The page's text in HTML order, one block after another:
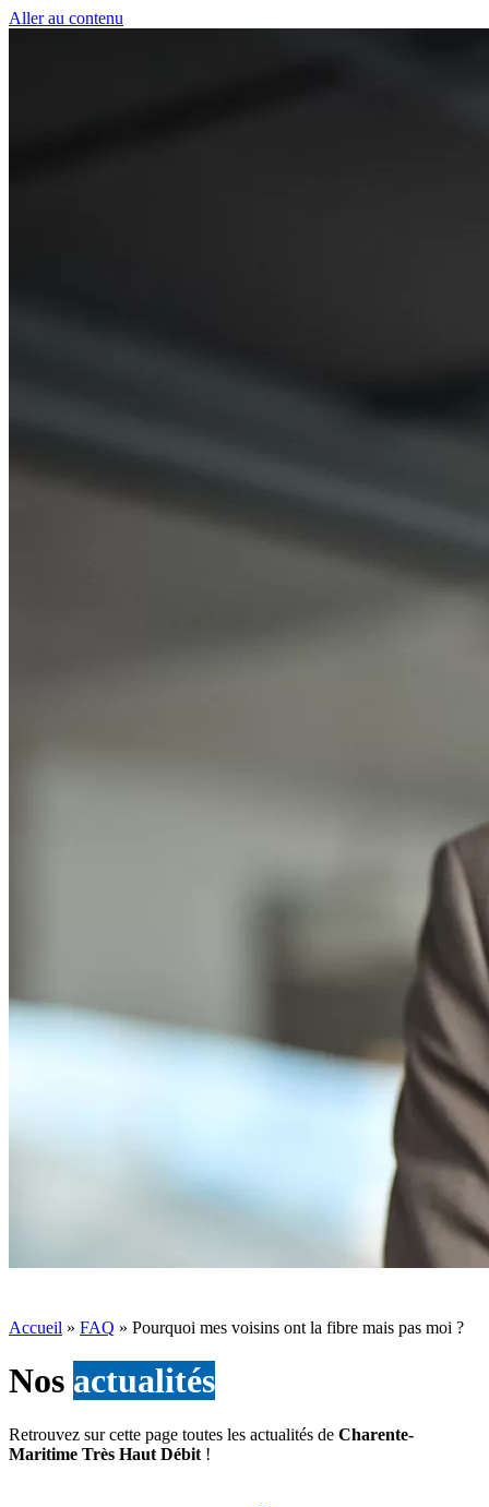
Aller au contenu
Accueil » FAQ » Pourquoi mes voisins ont la fibre mais pas moi ?
Nos actualités
Retrouvez sur cette page toutes les actualités de Charente-
Maritime Très Haut Débit !
Panneau de gestion des cookies